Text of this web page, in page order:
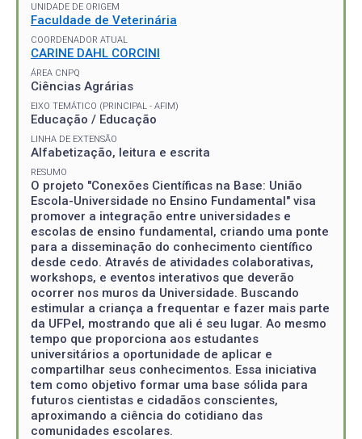
UNIDADE DE ORIGEM
Faculdade de Veterinária
COORDENADOR ATUAL
CARINE DAHL CORCINI
ÁREA CNPQ
Ciências Agrárias
EIXO TEMÁTICO (PRINCIPAL - AFIM)
Educação / Educação
LINHA DE EXTENSÃO
Alfabetização, leitura e escrita
RESUMO
O projeto "Conexões Científicas na Base: União
Escola-Universidade no Ensino Fundamental" visa
promover a integração entre universidades e
escolas de ensino fundamental, criando uma ponte
para a disseminação do conhecimento científico
desde cedo. Através de atividades colaborativas,
workshops, e eventos interativos que deverão
ocorrer nos muros da Universidade. Buscando
estimular a criança a frequentar e fazer mais parte
da UFPel, mostrando que ali é seu lugar. Ao mesmo
tempo que proporciona aos estudantes
universitários a oportunidade de aplicar e
compartilhar seus conhecimentos. Essa iniciativa
tem como objetivo formar uma base sólida para
futuros cientistas e cidadãos conscientes,
aproximando a ciência do cotidiano das
comunidades escolares.